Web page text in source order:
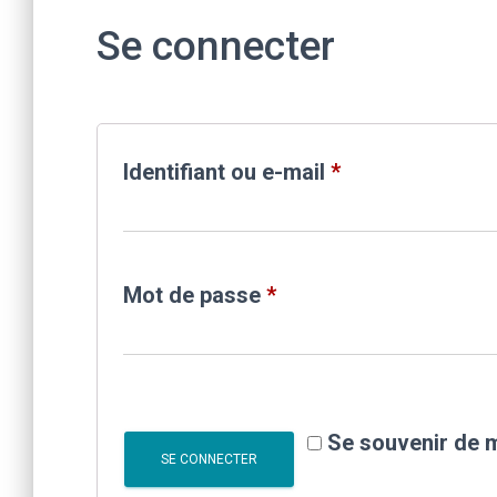
Se connecter
Identifiant ou e-mail *Obligatoire
Mot de passe *Obligatoire
Se souvenir de
SE CONNECTER